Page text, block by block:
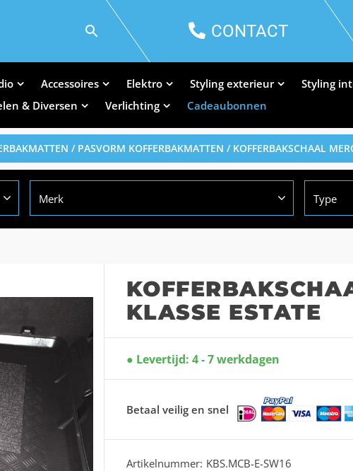
CONTACT
Accessoires Elektro Styling exterieur
Styling
& Diversen
Verlichting Cadeaubonnen
/ PASVORM KOFFERBAKMATTEN / KOFFERBAKSCHAAL
Merk Type
KLASSE ESTATE
Levertijd: 4 - 7 werkdagen
Betaal veilig en snel
Artikelnummer: KBS.MCB-E-SW16